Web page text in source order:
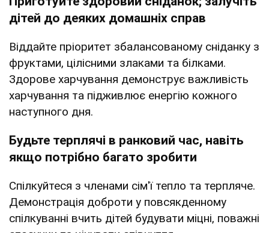
дітей до деяких домашніх справ
Віддайте пріоритет збалансованому сніданку з
фруктами, цілісними злаками та білками.
Здорове харчування демонструє важливість
харчування та підживлює енергію кожного
наступного дня.
Будьте терплячі в ранковий час, навіть
якщо потрібно багато зробити
Спілкуйтеся з членами сім'ї тепло та терпляче.
Демонстрація доброти у повсякденному
спілкуванні вчить дітей будувати міцні, поважні